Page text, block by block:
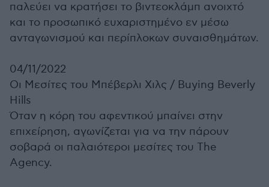
παλεύει να κρατήσει το βιντεοκλάμπ ανοιχτό
και το προσωπικό ευχαριστημένο εν μέσω
ανταγωνισμού και περίπλοκων συναισθημάτων.
04/11/2022
Οι Μεσίτες του Μπέβερλι Χιλς / Buying Beverly
Hills
Όταν η κόρη του αφεντικού μπαίνει στην
επιχείρηση, αγωνίζεται για να την πάρουν
σοβαρά οι παλαιότεροι μεσίτες του The
Agency.